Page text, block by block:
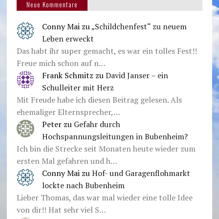
Neue Kommentare
Conny Mai zu„Schildchenfest“ zu neuem
Leben erweckt
Das habt ihr super gemacht, es war ein tolles Fest!!
Freue mich schon auf n…
Frank Schmitz zu David Janser – ein
Schulleiter mit Herz
Mit Freude habe ich diesen Beitrag gelesen. Als
ehemaliger Elternsprecher,…
Peter zu Gefahr durch
Hochspannungsleitungen in Bubenheim?
Ich bin die Strecke seit Monaten heute wieder zum
ersten Mal gefahren und h…
Conny Mai zu Hof- und Garagenflohmarkt
lockte nach Bubenheim
Lieber Thomas, das war mal wieder eine tolle Idee
von dir!! Hat sehr viel S…